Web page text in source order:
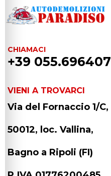
CHIAMACI
+39 055.696407
VIENI A TROVARCI
Via del Fornaccio 1/C,
50012, loc. Vallina,
Bagno a Ripoli (FI)